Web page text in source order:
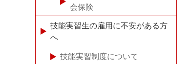
会保険
技能実習生の雇用に不安がある方
へ
技能実習制度について